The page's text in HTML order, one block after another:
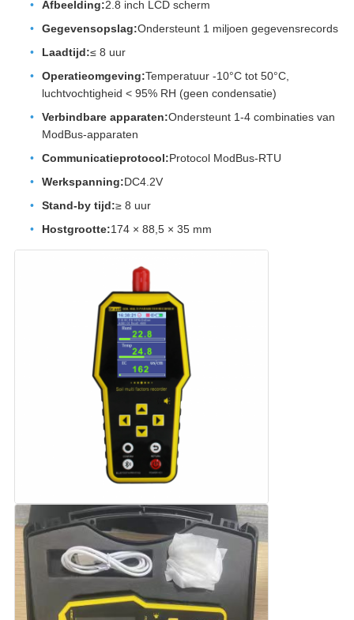
Afbeelding:2.8 inch LCD scherm
Gegevensopslag:Ondersteunt 1 miljoen gegevensrecords
Laadtijd:≤ 8 uur
Operatieomgeving:Temperatuur -10°C tot 50°C,
luchtvochtigheid < 95% RH (geen condensatie)
Verbindbare apparaten:Ondersteunt 1-4 combinaties van
ModBus-apparaten
Communicatieprotocol:Protocol ModBus-RTU
Werkspanning:DC4.2V
Stand-by tijd:≥ 8 uur
Hostgrootte:174 × 88,5 × 35 mm